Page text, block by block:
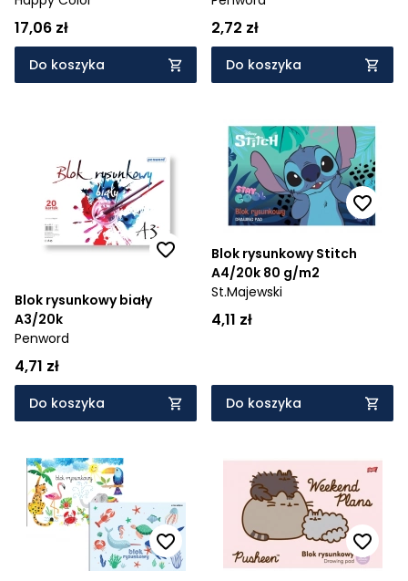
17,06 zł
Do koszyka
2,72 zł
Do koszyka
Blok rysunkowy biały
A3/20k
Penword
4,71 zł
Do koszyka
Blok rysunkowy Stitch
A4/20k 80 g/m2
St.Majewski
4,11 zł
Do koszyka